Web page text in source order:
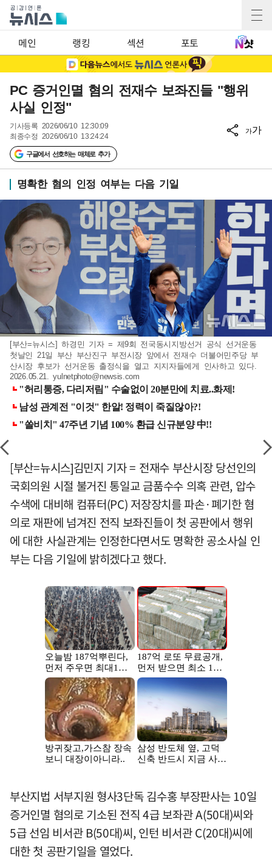
메인 랭킹 섹션 포토
PC 증거인멸 혐의 전재수 보좌진들 "행위
사실 인정"
기사등록 2026/06/10 12:30:09
최종수정 2026/06/10 13:24:24
구글에서 선호하는 매체로 추가
가가
명확한 혐의 인정 여부는 다음 기일
[부산=뉴시스] 하경민 기자 = 제9회 전국동시지방선거 공식 선거운동
첫날인 21일 부산 부산진구 부전시장 앞에서 전재수 더불어민주당 부
산시장 후보가 선거운동 출정식을 열고 지지자들에게 인사하고 있다.
2026.05.21.yulnetphoto@newsis.com
[부산=뉴시스]김민지 기자 = 전재수 부산시장 당선인의
국회의원 시절 불거진 통일교 금품수수 의혹 관련, 압수
수색에 대비해 컴퓨터(PC) 저장장치를 파손·폐기한 혐
의로 재판에 넘겨진 전직 보좌진들이 첫 공판에서 행위
에 대한 사실관계는 인정한다면서도 명확한 공소사실 인
부는 다음 기일에 밝히겠다고 했다.
부산지법 서부지원 형사3단독 김수홍 부장판사는 10일
증거인멸 혐의로 기소된 전직 4급 보좌관 A(50대)씨와
5급 선임 비서관 B(50대)씨, 인턴 비서관 C(20대)씨에
대한 첫 공판기일을 열었다.